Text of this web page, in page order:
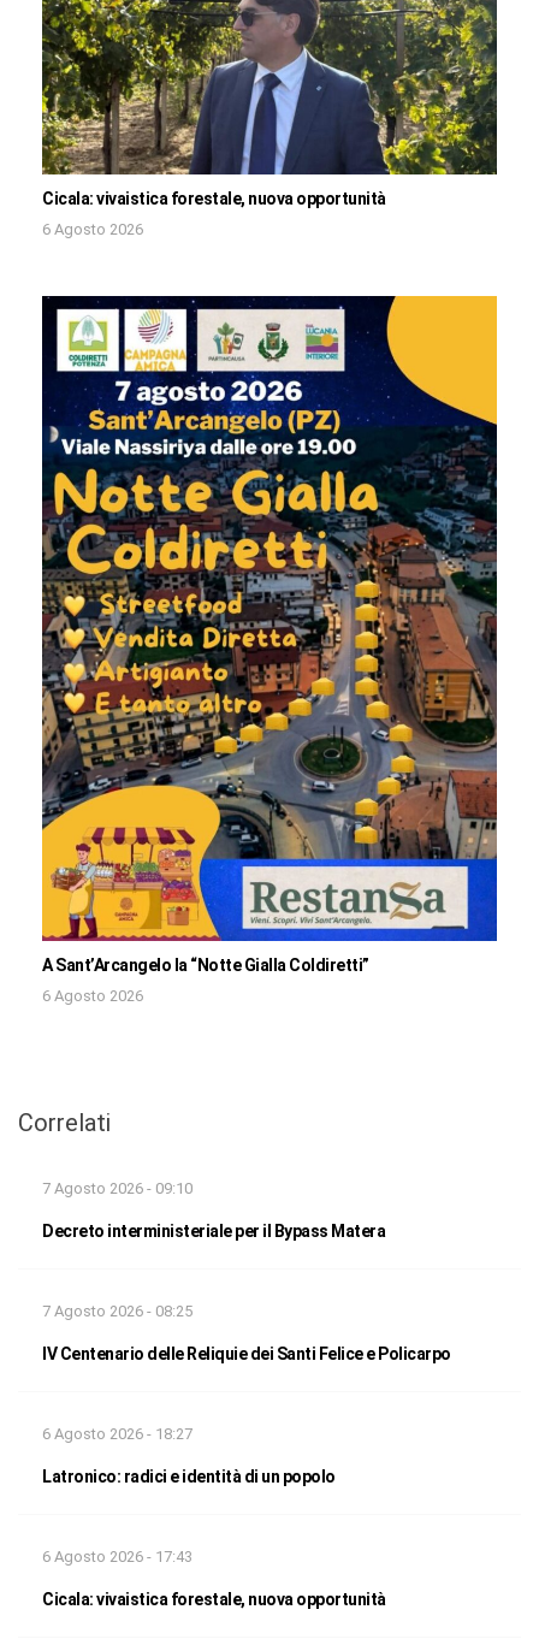
Cicala: vivaistica forestale, nuova opportunità
6 Agosto 2026
A Sant’Arcangelo la “Notte Gialla Coldiretti”
6 Agosto 2026
Correlati
7 Agosto 2026 - 09:10
Decreto interministeriale per il Bypass Matera
7 Agosto 2026 - 08:25
IV Centenario delle Reliquie dei Santi Felice e Policarpo
6 Agosto 2026 - 18:27
Latronico: radici e identità di un popolo
6 Agosto 2026 - 17:43
Cicala: vivaistica forestale, nuova opportunità